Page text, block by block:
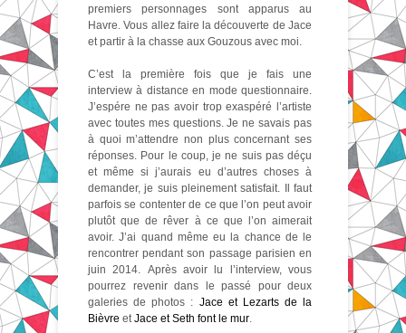
premiers personnages sont apparus au
Havre. Vous allez faire la découverte de Jace
et partir à la chasse aux Gouzous avec moi.
C’est la première fois que je fais une
interview à distance en mode questionnaire.
J’espére ne pas avoir trop exaspéré l’artiste
avec toutes mes questions. Je ne savais pas
à quoi m’attendre non plus concernant ses
réponses. Pour le coup, je ne suis pas déçu
et même si j’aurais eu d’autres choses à
demander, je suis pleinement satisfait. Il faut
parfois se contenter de ce que l’on peut avoir
plutôt que de rêver à ce que l’on aimerait
avoir. J’ai quand même eu la chance de le
rencontrer pendant son passage parisien en
juin 2014. Après avoir lu l’interview, vous
pourrez revenir dans le passé pour deux
galeries de photos : Jace et Lezarts de la
Bièvre etJace et Seth font le mur.